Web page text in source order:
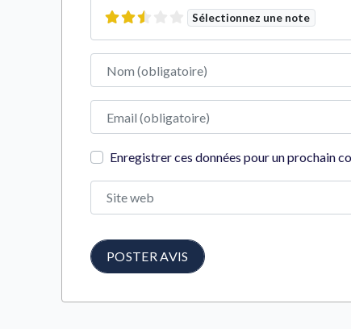
Sélectionnez une note
Adresse e-mail
Enregistrer ces données pour un prochain